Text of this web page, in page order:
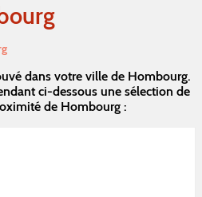
dans votre ville de Hombourg.
ci-dessous une sélection de
de Hombourg :